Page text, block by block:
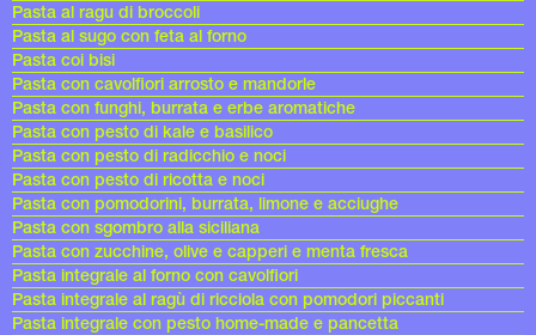
Pasta al ragu di broccoli
Pasta al sugo con feta al forno
Pasta coi bisi
Pasta con cavolfiori arrosto e mandorle
Pasta con funghi, burrata e erbe aromatiche
Pasta con pesto di kale e basilico
Pasta con pesto di radicchio e noci
Pasta con pesto di ricotta e noci
Pasta con pomodorini, burrata, limone e acciughe
Pasta con sgombro alla siciliana
Pasta con zucchine, olive e capperi e menta fresca
Pasta integrale al forno con cavolfiori
Pasta integrale al ragù di ricciola con pomodori piccanti
Pasta integrale con pesto home-made e pancetta